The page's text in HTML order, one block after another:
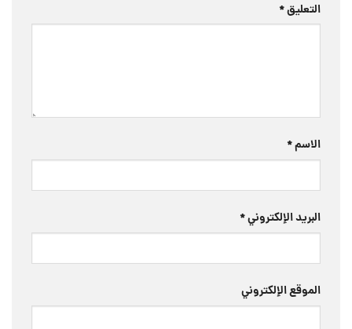
التعليق*
الاسم*
البريد الإلكتروني*
الموقع الإلكتروني